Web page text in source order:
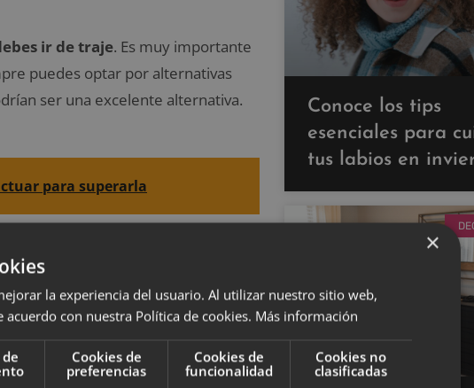
ir de traje. Es muy importante
puedes optar por alternativas
ser una excelente alternativa.
para superarla
entrevista de trabajo. Recuerda que
. Elije unos zapatos de vestir,
negros, hay colores
Conoce los tips
esenciales para
tus labios en
×
la experiencia del usuario. Al utilizar nuestro sitio web,
acuerdo con nuestra Política de cookies. Más información
Cookies de
preferencias
Cookies de
funcionalidad
Cookies no
clasificadas